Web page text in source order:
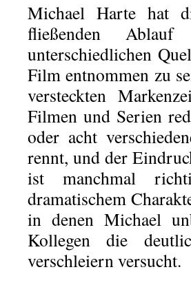
Michael Harte hat
fließenden
unterschiedlichen
Film entnommen zu
versteckten
Filmen und Serien
oder acht
rennt, und der
ist manchmal
dramatischem
in denen Michael
Kollegen die
verschleiern versucht.